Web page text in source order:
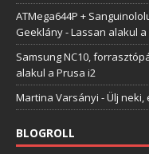
ATMega644P +
Geeklány-Lassan alakul a
Samsung NC10,
alakul a Prusa i2
Martina Varsányi -Ülj neki,
BLOGROLL